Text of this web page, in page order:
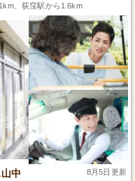
、荻窪駅から1.6km
中 8月5日更新